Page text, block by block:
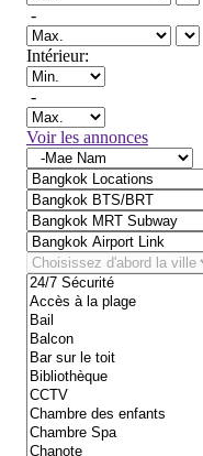
-
Intérieur:
-
Voir les annonces